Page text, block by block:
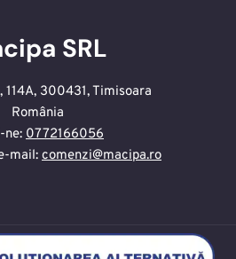
SRL
300431, Timisoara
România
ne: 0772166056
mail: comenzi@macipa.ro